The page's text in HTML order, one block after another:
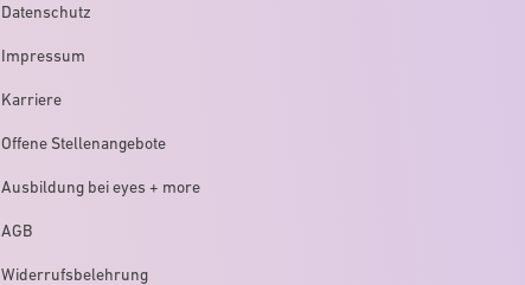
Datenschutz
Impressum
Karriere
Offene Stellenangebote
Ausbildung bei eyes + more
AGB
Widerrufsbelehrung